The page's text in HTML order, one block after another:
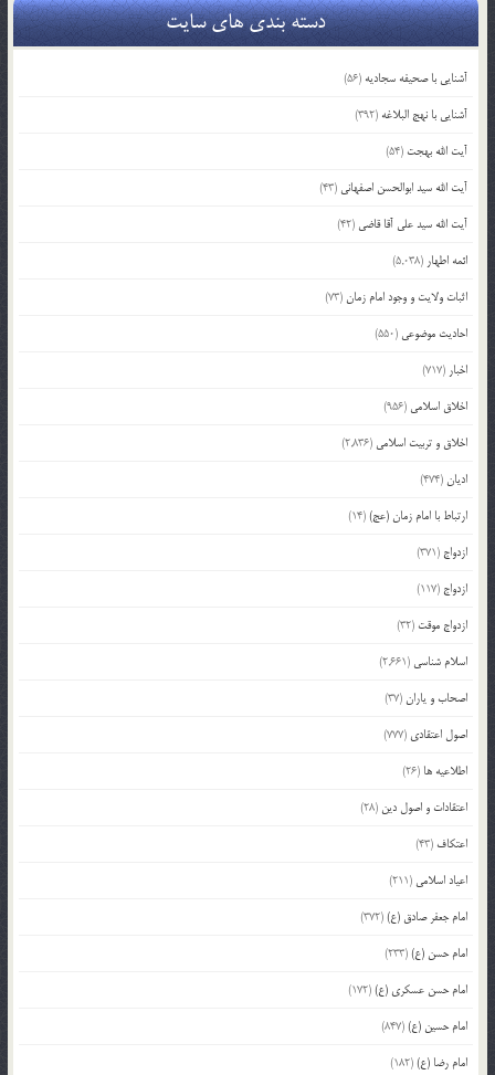
دسته بندی های سایت
آشنایی با صحیفه سجادیه (56)
آشنایی با نهج البلاغه (392)
آیت الله بهجت (54)
آیت الله سید ابوالحسن اصفهانی (43)
آیت الله سید علی آقا قاضی (42)
ائمه اطهار (5,038)
اثبات ولایت و وجود امام زمان(73)
احادیث موضوعی (550)
اخبار (717)
اخلاق اسلامی (956)
اخلاق و تربیت اسلامی (2,836)
ادیان(474)
ارتباط با امام زمان (عج)(14)
ازدواج (371)
ازدواج (117)
ازدواج موقت (32)
اسلام شناسی (2,661)
اصحاب و یاران(37)
اصول اعتقادی (777)
اطلاعیه ها (26)
اعتقادات و اصول دین (28)
اعتکاف (43)
اعیاد اسلامی (211)
امام جعفر صادق (ع)(372)
امام حسن (ع)(233)
امام حسن عسکری (ع)(172)
امام حسین (ع)(847)
امام رضا (ع)(182)